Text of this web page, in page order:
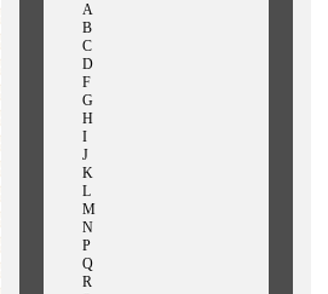
A
B
C
D
F
G
H
I
J
K
L
M
N
P
Q
R